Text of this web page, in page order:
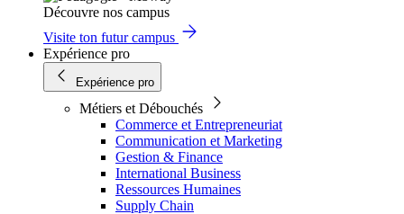
Découvre nos campus
Visite ton futur campus
Expérience pro
Expérience pro
Métiers et Débouchés
Commerce et Entrepreneuriat
Communication et Marketing
Gestion & Finance
International Business
Ressources Humaines
Supply Chain